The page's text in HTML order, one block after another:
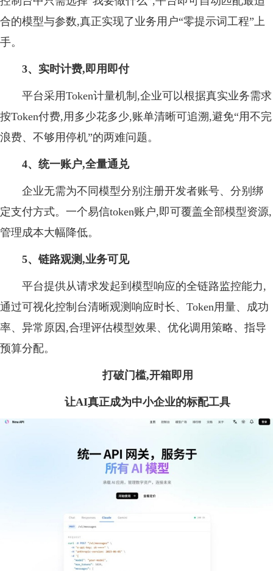
合的模型与参数,真正实现了业务用户“零提示词工程”上
手。
3、 实时计费,即用即付
平台采用Token计量机制,企业可以根据真实业务需求
按Token付费,用多少花多少,账单清晰可追溯,避免“用不完
浪费、不够用停机”的两难问题。
4、 统一账户,全量通兑
企业无需为不同模型分别注册开发者账号、分别绑
定支付方式。一个易信token账户,即可覆盖全部模型资源,
管理成本大幅降低。
5、 链路观测,业务可见
平台提供从请求发起到模型响应的全链路监控能力,
通过可视化控制台清晰观测响应时长、Token用量、成功
率、异常原因,合理评估模型效果、优化调用策略、指导
预算分配。
打破门槛,开箱即用
让AI真正成为中小企业的标配工具